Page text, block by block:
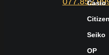
Casio
Citizen
Seiko
OP